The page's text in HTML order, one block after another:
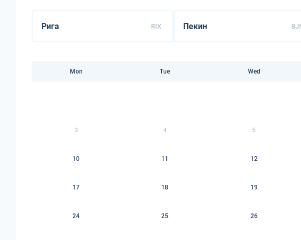
RIX
Mon Tue Wed
3 4 5
10 11 12
17 18 19
24 25 26